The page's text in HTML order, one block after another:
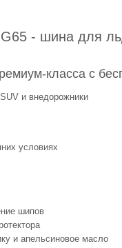
- шина для
класса с
и внедорожники
условиях
шипов
и апельсиновое масло